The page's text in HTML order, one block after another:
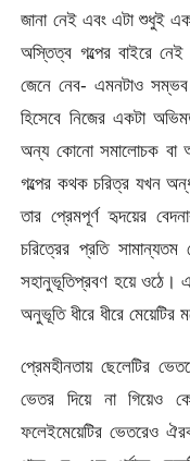
জানা নেই এবং এটা শুধুই
অস্তিত্ব গল্পের বাইরে
জেনে নেব- এমনটাও সম্ভব
হিসেবে নিজের একটা
অন্য কোনো সমালোচক বা
গল্পের কথক চরিত্র যখন
তার প্রেমপূর্ণ হৃদয়ের
চরিত্রের প্রতি
সহানুভূতিপ্রবণ হয়ে ওঠে।
অনুভূতি ধীরে ধীরে মেয়েটির
প্রেমহীনতায় ছেলেটির
ভেতর দিয়ে না গিয়েও
ফলেইমেয়েটির ভেতরেও